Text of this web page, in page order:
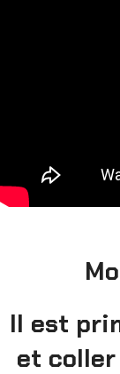
Il est
et coller